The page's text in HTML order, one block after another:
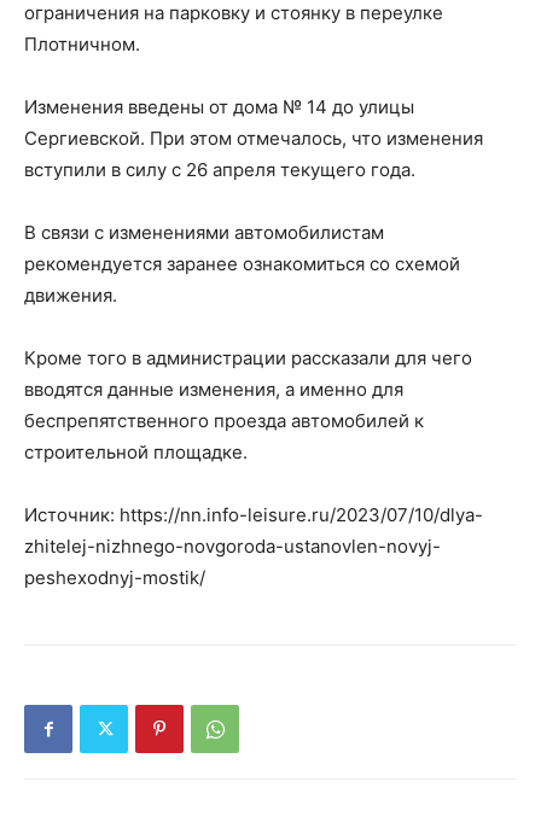
ограничения на парковку и стоянку в переулке
Плотничном.
Изменения введены от дома № 14 до улицы
Сергиевской. При этом отмечалось, что изменения
вступили в силу с 26 апреля текущего года.
В связи с изменениями автомобилистам
рекомендуется заранее ознакомиться со схемой
движения.
Кроме того в администрации рассказали для чего
вводятся данные изменения, а именно для
беспрепятственного проезда автомобилей к
строительной площадке.
Источник: https://nn.info-leisure.ru/2023/07/10/dlya-
zhitelej-nizhnego-novgoroda-ustanovlen-novyj-
peshexodnyj-mostik/